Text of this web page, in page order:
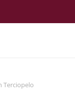
Terciopelo